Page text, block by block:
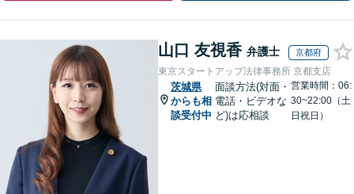
山口 友視香 弁護士 京都府
東京スタートアップ法律事務所 京都支店
茨城県
からも相
談受付中
面談方法(対面・
電話・ビデオな
ど)は応相談
営業時間：06:
30~22:00（土
日祝日）